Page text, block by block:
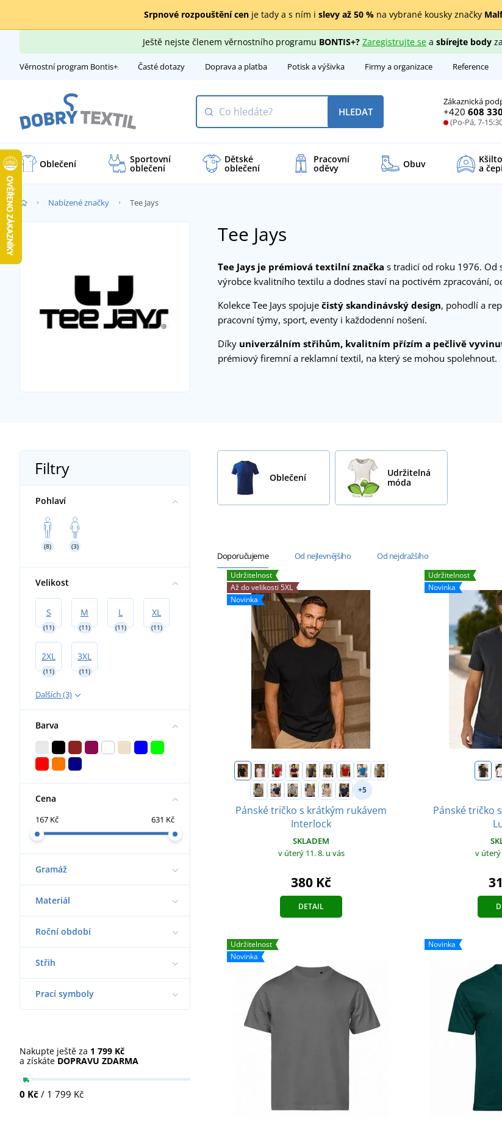
Srpnové rozpouštění cenje tady a s ním i slevy až 50 %na vybrané kousky značky
Ještě nejste členem věrnostního programu BONTIS+? Zaregistrujte sea sbírejte body
Věrnostní program Bontis+ Časté dotazy Doprava a platba Potisk a výšivka Firmy a organizace Reference
Zákaznická
+420 608
(Po-Pá, 7-
HLEDAT
Oblečení Sportovní
oblečení
Dětské
oblečení
Pracovní
oděvy Obuv a
Nabízené značky Tee Jays
Tee Jays
Tee Jays je prémiová textilní značka s tradicí od roku 1976. Od
výrobce kvalitního textilu a dodnes staví na poctivém zpracování,
Kolekce Tee Jays spojuje čistý skandinávský design, pohodlí a
pracovní týmy, sport, eventy i každodenní nošení.
Díkyuniverzálním střihům, kvalitním přízím a pečlivě
prémiový firemní a reklamní textil, na který se mohou spolehnout.
Oblečení
Udržitelná
móda
Filtry
Pohlaví
(8) (3)
Velikost
S
(11)
M
(11)
L
(11)
XL
(11)
2XL
(11)
3XL
(11)
Dalších (3)
Barva
Cena
167 Kč 631 Kč
Gramáž
Materiál
Roční období
Střih
Prací symboly
Nakupte ještě za 1 799 Kč
a získáte DOPRAVU ZDARMA
0 Kč / 1 799 Kč
Doporučujeme Od nejlevnějšího Od nejdražšího
Udržitelnost
Až do velikosti 5XL
Novinka
+5
Pánské tričko s krátkým rukávem
Interlock
SKLADEM
v úterý 11. 8. u vás
380 Kč
DETAIL
Udržitelnost
Novinka
Pánské tričko
v úterý
Udržitelnost
Novinka
Novinka